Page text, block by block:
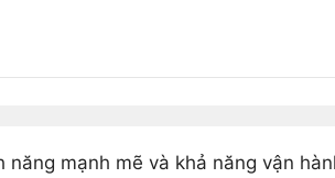
mạnh mẽ và khả năng vận